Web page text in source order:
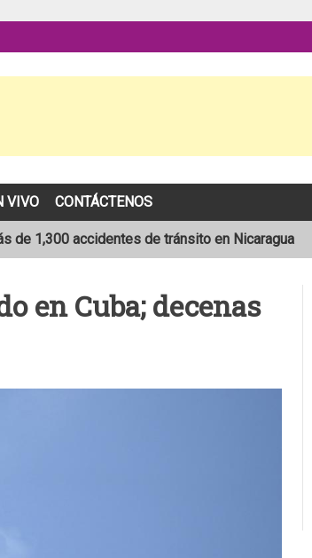
VIVO CONTÁCTENOS
de 1,300 accidentes de tránsito en Nicaragua
muere en trágico accidente de tránsito en León
en Cuba; decenas